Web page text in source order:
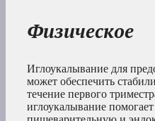
Физическое
Иглоукалывание для
может обеспечить
течение первого
иглоукалывание